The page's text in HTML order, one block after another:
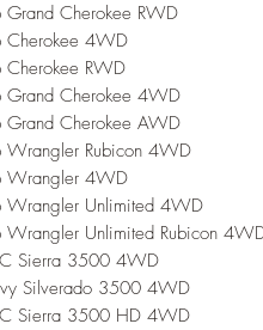
Cherokee RWD
Cherokee 4WD
RWD
Grand Cherokee 4WD
Cherokee AWD
Rubicon 4WD
Wrangler 4WD
Wrangler Unlimited 4WD
Unlimited Rubicon
Sierra 3500 4WD
Silverado 3500 4WD
Sierra 3500 HD 4WD